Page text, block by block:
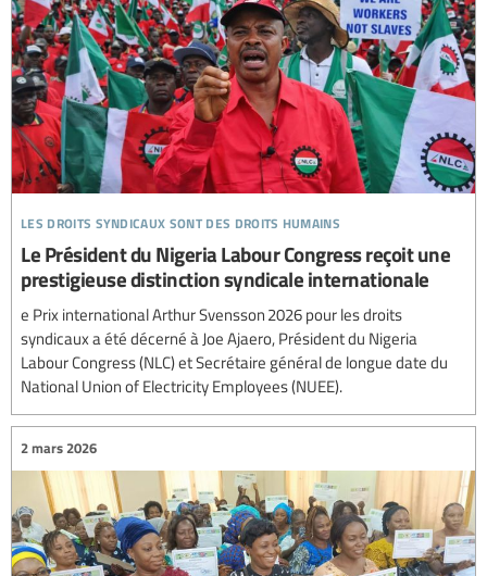
les droits syndicaux sont des droits humains
Le Président du Nigeria Labour Congress reçoit une
prestigieuse distinction syndicale internationale
e Prix international Arthur Svensson 2026 pour les droits
syndicaux a été décerné à Joe Ajaero, Président du Nigeria
Labour Congress (NLC) et Secrétaire général de longue date du
National Union of Electricity Employees (NUEE).
2 mars 2026